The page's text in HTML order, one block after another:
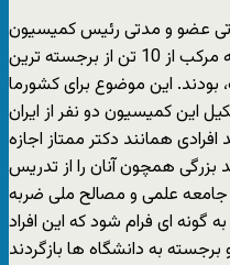
عضو و مدتی رئیس کمیسیون
حقوق بین الملل سازمان ملل متحد که مرکب از 10 تن از برجسته ترین
بودند. این موضوع برای کشورما
این کمیسیون دو نفر از ایران
همانند دکتر ممتاز اجازه
بزرگی همچون آنان را از تدریس
علمی و مصالح ملی ضربه
گونه ای فرام شود که این افراد